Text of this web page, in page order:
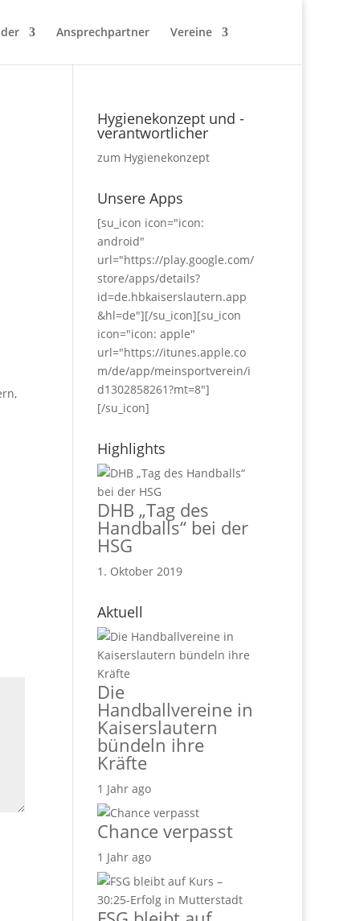
Ansprechpartner Vereine
Hygienekonzept und -
verantwortlicher
zum Hygienekonzept
Unsere Apps
[su_icon icon="icon:
android"
url="https://play.google.com/
store/apps/details?
id=de.hbkaiserslautern.app
&hl=de"][/su_icon][su_icon
icon="icon: apple"
url="https://itunes.apple.co
m/de/app/meinsportverein/i
d1302858261?mt=8"]
[/su_icon]
Highlights
DHB „Tag des
Handballs“ bei der
HSG
1. Oktober 2019
Aktuell
Die
Handballvereine in
Kaiserslautern
bündeln ihre
Kräfte
1 Jahr ago
Chance verpasst
1 Jahr ago